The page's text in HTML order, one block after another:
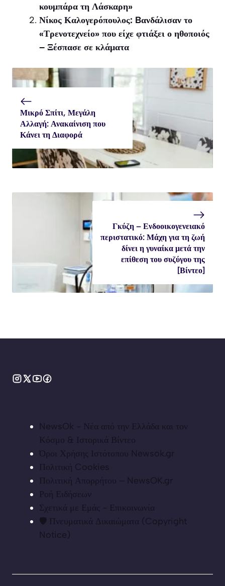
κουμπάρα τη Λάσκαρη»
Νίκος Καλογερόπουλος: Bανδάλισαν το
«Τρενοτεχνείο» που είχε φτιάξει ο ηθοποιός
– Ξέσπασε σε κλάματα
Μικρό Σπίτι, Μεγάλη
Αλλαγή: Ανακαίνιση που
Κάνει τη Διαφορά
Γκύζη – Ενδοοικογενειακό
περιστατικό: Μάχη για τη ζωή
δίνει η γυναίκα μετά την
επίθεση του συζύγου της
[Βίντεο]
NewsOk - Νέα από την Ελλάδα και τον
Κόσμο & Ιστορικά Βίντεο
Όροι Χρήσης Ιστότοπου Newsok.gr
Πολιτική Cookies
Πολιτική Απορρήτου – NewsOK.gr
Ροή Ειδήσεων
Σχετικά με Εμάς - Επικοινωνία
🛡️ Πνευματικά Δικαιώματα (Copyright
Notice)